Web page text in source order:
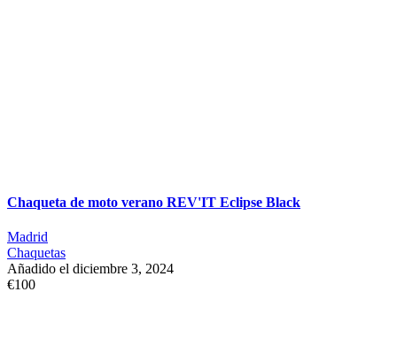
Chaqueta de moto verano REV'IT Eclipse Black
Madrid
Chaquetas
Añadido el diciembre 3, 2024
€100